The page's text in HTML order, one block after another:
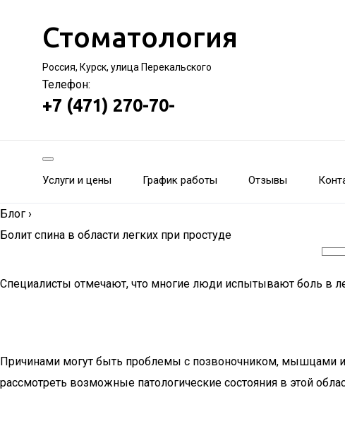
Стоматология
Россия, Курск, улица Перекальского
Телефон:
+7 (471) 270-70-
Услуги и цены График работы Отзывы
Блог ›
Болит спина в области легких при простуде
Специалисты отмечают, что многие люди испытывают боль в
Причинами могут быть проблемы с позвоночником, мышцами
рассмотреть возможные патологические состояния в этой